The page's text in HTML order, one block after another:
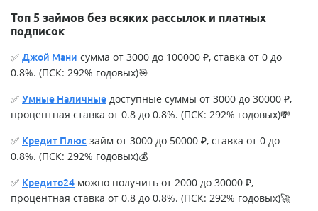
Топ 5 займов без всяких рассылок и платных
подписок
✅ Джой Мани сумма от 3000 до 100000 ₽, ставка от 0 до
0.8%. (ПСК: 292% годовых)🎯
✅ Умные Наличные доступные суммы от 3000 до 30000 ₽,
процентная ставка от 0.8 до 0.8%. (ПСК: 292% годовых)💸
✅ Кредит Плюс займ от 3000 до 50000 ₽, ставка от 0 до
0.8%. (ПСК: 292% годовых)💰
✅ Кредито24 можно получить от 2000 до 30000 ₽,
процентная ставка от 0.8 до 0.8%. (ПСК: 292% годовых)🚀